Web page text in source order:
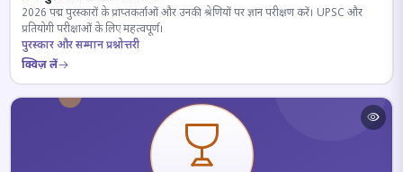
2026 पद्म पुरस्कारों के प्राप्तकर्ताओं और उनकी श्रेणियों पर ज्ञान परीक्षण करें। UPSC और
प्रतियोगी परीक्षाओं के लिए महत्वपूर्ण।
पुरस्कार और सम्मान प्रश्नोत्तरी
क्विज़ लें